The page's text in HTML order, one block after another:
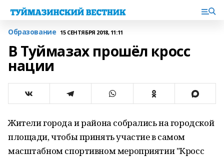
Образование 15 СЕНТЯБРЯ 2018, 11:11
В Туймазах прошёл кросс
нации
Жители города и района собрались на городской
площади, чтобы принять участие в самом
масштабном спортивном мероприятии "Кросс